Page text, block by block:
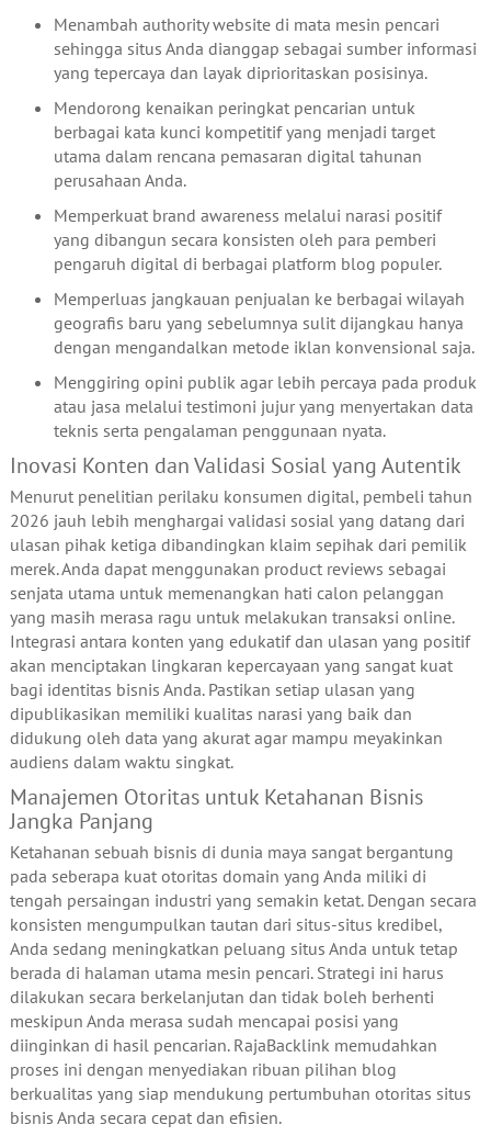
Menambah authority website di mata mesin pencari
sehingga situs Anda dianggap sebagai sumber informasi
yang tepercaya dan layak diprioritaskan posisinya.
Mendorong kenaikan peringkat pencarian untuk
berbagai kata kunci kompetitif yang menjadi target
utama dalam rencana pemasaran digital tahunan
perusahaan Anda.
Memperkuat brand awareness melalui narasi positif
yang dibangun secara konsisten oleh para pemberi
pengaruh digital di berbagai platform blog populer.
Memperluas jangkauan penjualan ke berbagai wilayah
geografis baru yang sebelumnya sulit dijangkau hanya
dengan mengandalkan metode iklan konvensional saja.
Menggiring opini publik agar lebih percaya pada produk
atau jasa melalui testimoni jujur yang menyertakan data
teknis serta pengalaman penggunaan nyata.
Inovasi Konten dan Validasi Sosial yang Autentik
Menurut penelitian perilaku konsumen digital, pembeli tahun
2026 jauh lebih menghargai validasi sosial yang datang dari
ulasan pihak ketiga dibandingkan klaim sepihak dari pemilik
merek. Anda dapat menggunakan product reviews sebagai
senjata utama untuk memenangkan hati calon pelanggan
yang masih merasa ragu untuk melakukan transaksi online.
Integrasi antara konten yang edukatif dan ulasan yang positif
akan menciptakan lingkaran kepercayaan yang sangat kuat
bagi identitas bisnis Anda. Pastikan setiap ulasan yang
dipublikasikan memiliki kualitas narasi yang baik dan
didukung oleh data yang akurat agar mampu meyakinkan
audiens dalam waktu singkat.
Manajemen Otoritas untuk Ketahanan Bisnis
Jangka Panjang
Ketahanan sebuah bisnis di dunia maya sangat bergantung
pada seberapa kuat otoritas domain yang Anda miliki di
tengah persaingan industri yang semakin ketat. Dengan secara
konsisten mengumpulkan tautan dari situs-situs kredibel,
Anda sedang meningkatkan peluang situs Anda untuk tetap
berada di halaman utama mesin pencari. Strategi ini harus
dilakukan secara berkelanjutan dan tidak boleh berhenti
meskipun Anda merasa sudah mencapai posisi yang
diinginkan di hasil pencarian. RajaBacklink memudahkan
proses ini dengan menyediakan ribuan pilihan blog
berkualitas yang siap mendukung pertumbuhan otoritas situs
bisnis Anda secara cepat dan efisien.